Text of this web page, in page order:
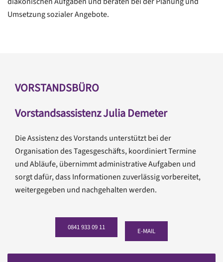
Umsetzung sozialer Angebote.
VORSTANDSBÜRO
Vorstandsassistenz Julia Demeter
Die Assistenz des Vorstands unterstützt bei der
Organisation des Tagesgeschäfts, koordiniert Termine
und Abläufe, übernimmt administrative Aufgaben und
sorgt dafür, dass Informationen zuverlässig vorbereitet,
weitergegeben und nachgehalten werden.
0841 933 09 11 E-MAIL